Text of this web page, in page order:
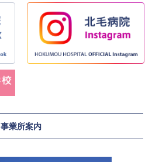
事業所案内